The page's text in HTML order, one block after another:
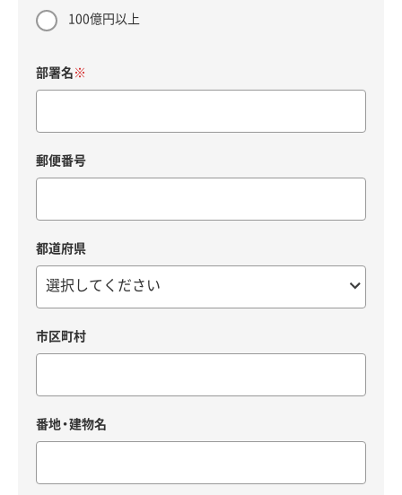
100億円以上
部署名
郵便番号
都道府県
市区町村
番地・建物名